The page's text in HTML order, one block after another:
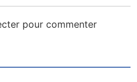
pour commenter